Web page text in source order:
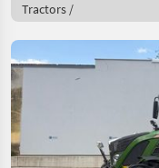
Tractors /